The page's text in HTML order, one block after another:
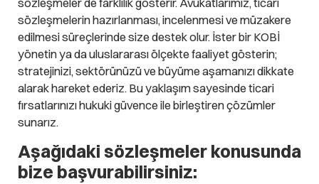
sözleşmeler de farklılık gösterir. Avukatlarımız, ticari
sözleşmelerin hazırlanması, incelenmesi ve müzakere
edilmesi süreçlerinde size destek olur. İster bir KOBİ
yönetin ya da uluslararası ölçekte faaliyet gösterin;
stratejinizi, sektörünüzü ve büyüme aşamanızı dikkate
alarak hareket ederiz. Bu yaklaşım sayesinde ticari
fırsatlarınızı hukuki güvence ile birleştiren çözümler
sunarız.
Aşağıdaki sözleşmeler konusunda
bize başvurabilirsiniz: